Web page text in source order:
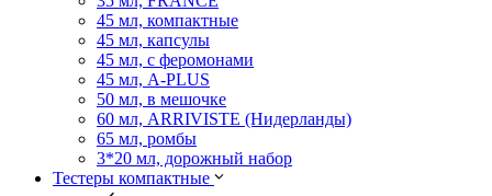
45 мл, компактные
45 мл, капсулы
45 мл, с феромонами
45 мл, A-PLUS
50 мл, в мешочке
60 мл, ARRIVISTE (Нидерланды)
65 мл, ромбы
3*20 мл, дорожный набор
Тестеры компактные